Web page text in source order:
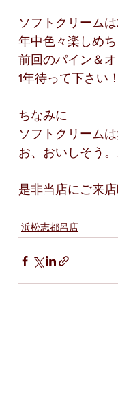
ソフトクリーム
年中色々楽しめち
前回のパイン＆
1年待って下さい
ちなみに
ソフトクリーム
お、おいしそう。
是非当店にご来
浜松志都呂店